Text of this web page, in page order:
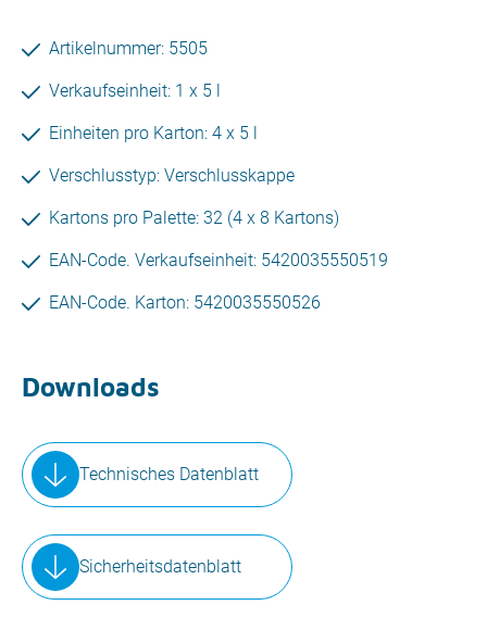
Artikelnummer: 5505
Verkaufseinheit: 1 x 5 l
Einheiten pro Karton: 4 x 5 l
Verschlusstyp: Verschlusskappe
Kartons pro Palette: 32 (4 x 8 Kartons)
EAN-Code. Verkaufseinheit: 5420035550519
EAN-Code. Karton: 5420035550526
Downloads
Technisches Datenblatt
Sicherheitsdatenblatt